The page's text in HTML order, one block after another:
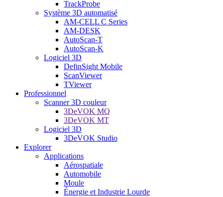
TrackProbe
Système 3D automatisé
AM-CELL C Series
AM-DESK
AutoScan-T
AutoScan-K
Logiciel 3D
DefinSight Mobile
ScanViewer
TViewer
Professionnel
Scanner 3D couleur
3DeVOK MQ
3DeVOK MT
Logiciel 3D
3DeVOK Studio
Explorer
Applications
Aérospatiale
Automobile
Moule
Énergie et Industrie Lourde